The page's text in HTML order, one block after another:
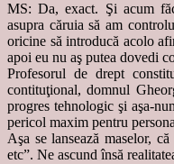
MS: Da, exact. Şi acum
asupra căruia să am
oricine să introducă acolo
apoi eu nu aş putea dovedi
Profesorul de drept
contituţional, domnul
progres tehnologic şi aşa-
pericol maxim pentru
Aşa se lansează maselor,
etc”. Ne ascund însă